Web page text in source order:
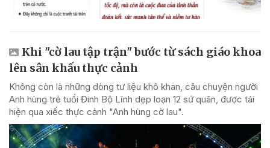
Khi "cờ lau tập trận" bước từ sách giáo khoa
lên sân khấu thực cảnh
Không còn là những dòng tư liệu khô khan, câu chuyện người
Anh hùng trẻ tuổi Đinh Bộ Lĩnh dẹp loạn 12 sứ quân, được tái
hiện qua xiếc thực cảnh "Anh hùng cờ lau".